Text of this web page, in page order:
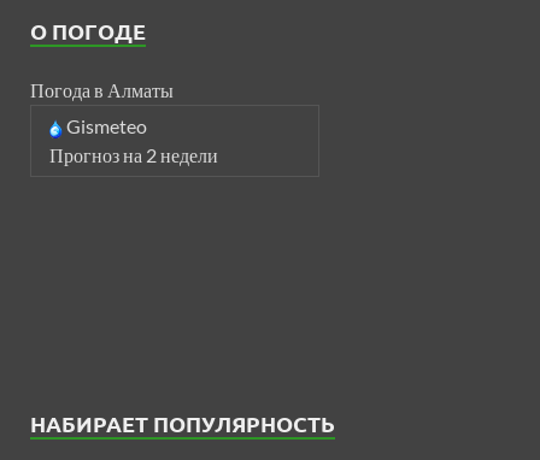
О ПОГОДЕ
Погода в Алматы
Gismeteo
Прогноз на 2 недели
НАБИРАЕТ ПОПУЛЯРНОСТЬ